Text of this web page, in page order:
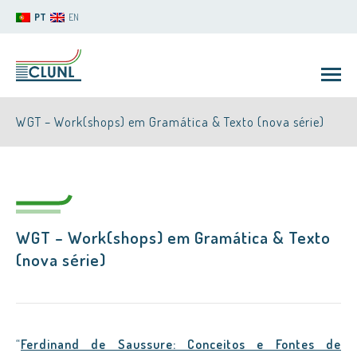
PT EN
CLUNL
WGT – Work(shops) em Gramática & Texto (nova série)
WGT – Work(shops) em Gramática & Texto
(nova série)
“Ferdinand de Saussure: Conceitos e Fontes de